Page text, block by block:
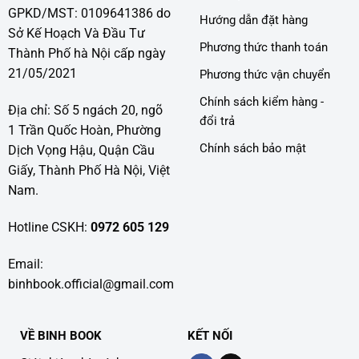
GPKD/MST: 0109641386 do
Sở Kế Hoạch Và Đầu Tư
Thành Phố hà Nội cấp ngày
21/05/2021
Địa chỉ: Số 5 ngách 20, ngõ
1 Trần Quốc Hoàn, Phường
Dịch Vọng Hậu, Quận Cầu
Giấy, Thành Phố Hà Nội, Việt
Nam.
Hotline CSKH: 0972 605 129
Email:
binhbook.official@gmail.com
Hướng dẫn đặt hàng
Phương thức thanh toán
Phương thức vận chuyển
Chính sách kiểm hàng -
đổi trả
Chính sách bảo mật
VỀ BINH BOOK
KẾT NỐI